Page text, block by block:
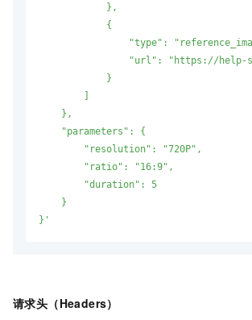
            },
            {
"type":
"url": "https://
            }
    },
    "parameters": {
        "resolution": "720P",
        "ratio": "16:9",
        "duration": 5
    }
}'
请求头（Headers）